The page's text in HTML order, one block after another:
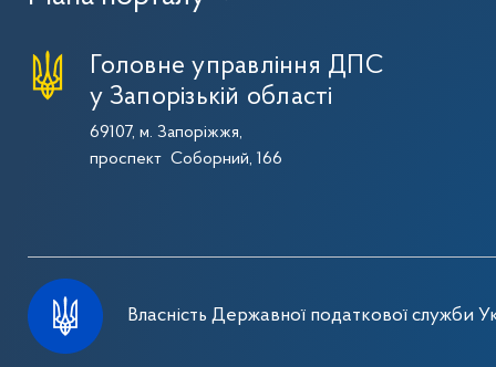
Головне управління ДПС
у Запорізькій області
69107, м. Запоріжжя,
проспект Соборний, 166
Власність Державної податкової служби